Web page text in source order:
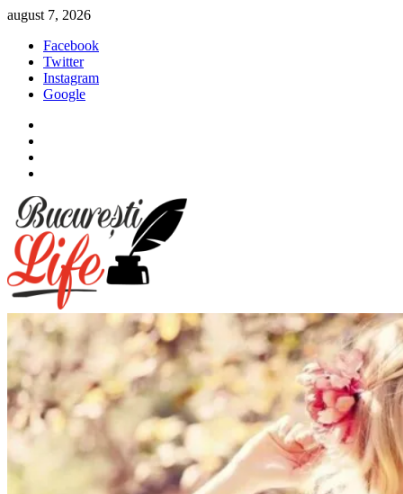
Sari
conținut
august 7, 2026
Facebook
Twitter
Instagram
Google